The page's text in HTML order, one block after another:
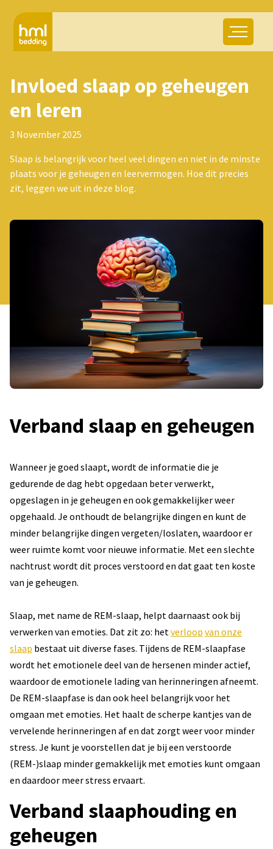
Invloed slaap op geheugen
en leren
3 November 2025
Slaap is belangrijk voor heel veel dingen en niet in de minste
plaats voor je geheugen en leervermogen. Hoe dit precies
zit, leggen we uit in deze blog.
Verband slaap en geheugen
Wanneer je goed slaapt, wordt de informatie die je
gedurende de dag hebt opgedaan beter verwerkt,
opgeslagen in je geheugen en ook gemakkelijker weer
opgehaald. Je onthoudt de belangrijke dingen en kunt de
minder belangrijke dingen vergeten/loslaten, waardoor er
weer ruimte komt voor nieuwe informatie. Met een slechte
nachtrust wordt dit proces verstoord en dat gaat ten koste
van je geheugen.
Slaap, met name de REM-slaap, helpt daarnaast ook bij
verwerken van emoties. Dat zit zo: hetverloop van onze
slaap bestaat uit diverse fases. Tijdens de REM-slaapfase
wordt het emotionele deel van de hersenen minder actief,
waardoor de emotionele lading van herinneringen afneemt.
De REM-slaapfase is dan ook heel belangrijk voor het
omgaan met emoties. Het haalt de scherpe kantjes van de
vervelende herinneringen af en dat zorgt weer voor minder
stress. Je kunt je voorstellen dat je bij een verstoorde
(REM-)slaap minder gemakkelijk met emoties kunt omgaan
en daardoor meer stress ervaart.
Verband slaaphouding en
geheugen